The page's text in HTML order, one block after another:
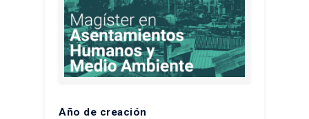
Año de creación